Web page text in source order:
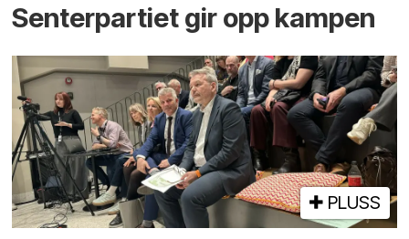
Senterpartiet gir opp kampen
PLUSS